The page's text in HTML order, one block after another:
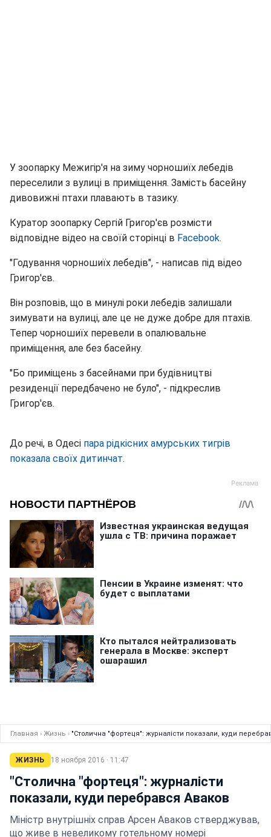
У зоопарку Межигір'я на зиму чорношиїх лебедів
переселили з вулиці в приміщення. Замість басейну
дивовижні птахи плавають в тазику.
Куратор зоопарку Сергій Григор'єв розмісти
відповідне відео на своїй сторінці в Facebook.
"Годування чорношиїх лебедів", - написав під відео
Григор'єв.
Він розповів, що в минулі роки лебедів залишали
зимувати на вулиці, але це не дуже добре для птахів.
Тепер чорношиїх перевели в опалювальне
приміщення, але без басейну.
"Бо приміщень з басейнами при будівництві
резиденції передбачено не було", - підкреслив
Григор'єв.
До речі, в Одесі пара рідкісних амурських тигрів
показала своїх дитинчат.
Главная › Жизнь › "Столична "фортеця": журналісти показали, куди
ЖИЗНЬ 18 ноября 2016 · 11:47
"Столична "фортеця": журналісти
показали, куди перебрався Аваков
Міністр внутрішніх справ Арсен Аваков стверджував,
що живе в невеликому готельному номері